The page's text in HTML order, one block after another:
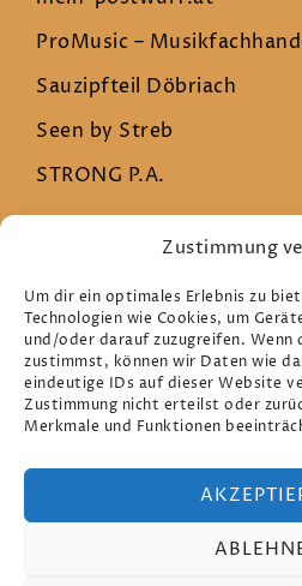
Zustimmung
Um dir ein optimales Erlebnis zu
Technologien wie Cookies, um
und/oder darauf zuzugreifen. Wenn
zustimmst, können wir Daten wie
eindeutige IDs auf dieser Website
Zustimmung nicht erteilst oder
Merkmale und Funktionen
ProMusic –
Sauzipfteil Döbriach
Seen by Streb
STRONG P.A.
Datenschutz
Impressum